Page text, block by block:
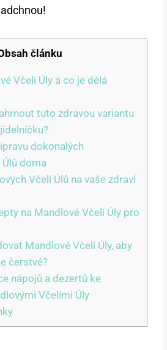
článku
Včelí Úly a co je dělá
tuto zdravou variantu
dokonalých
doma
Včelí Úlů na vaše zdraví
na Mandlové Včelí Úly pro
Mandlové Včelí Úly, aby
čerstvé?
nápojů a dezertů ke
Včelími Úly